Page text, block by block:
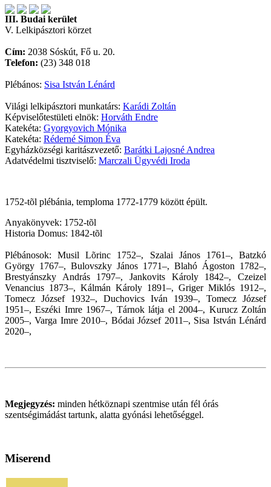
III. Budai kerület
V. Lelkipásztori körzet
Cím: 2038 Sóskút, Fő u. 20.
Telefon: (23) 348 018
Plébános: Sisa István Lénárd
Világi lelkipásztori munkatárs: Karádi Zoltán
Képviselőtestületi elnök: Horváth Endre
Katekéta: Gyorgyovich Mónika
Katekéta: Réderné Simon Éva
Egyházközségi karitászvezető: Barátki Lajosné Andrea
Adatvédelmi tisztviselő: Marczali Ügyvédi Iroda
1752-tõl plébánia, temploma 1772-1779 között épült.
Anyakönyvek: 1752-tõl
Historia Domus: 1842-tõl
Plébánosok: Musil Lõrinc 1752–, Szalai János 1761–, Batzkó
György 1767–, Bulovszky János 1771–, Blahó Ágoston 1782–,
Brestyánszky András 1797–, Jankovits Károly 1842–, Czeizel
Venancius 1873–, Kálmán Károly 1891–, Griger Miklós 1912–,
Tomecz József 1932–, Duchovics Iván 1939–, Tomecz József
1951–, Eszéki Imre 1967–, Tárnok látja el 2004–, Kurucz Zoltán
2005–, Varga Imre 2010–, Bódai József 2011–, Sisa István Lénárd
2020–,
Megjegyzés: minden hétköznapi szentmise után fél órás
szentségimádást tartunk, alatta gyónási lehetőséggel.
Miserend